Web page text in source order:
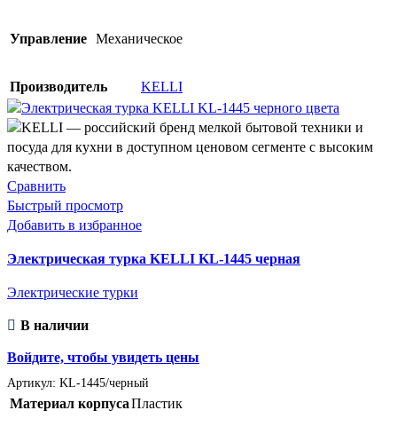
Управление Механическое
Производитель KELLI
Сравнить
Быстрый просмотр
Добавить в избранное
Электрическая турка KELLI KL-1445 черная
Электрические турки
В наличии
Войдите, чтобы увидеть цены
Артикул: KL-1445/черный
Материал корпусаПластик